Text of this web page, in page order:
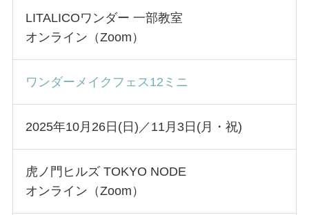
LITALICOワンダー 一部教室
オンライン（Zoom）
ワンダーメイクフェス12ミニ
2025年10月26日(日)／11月3日(月・祝)
虎ノ門ヒルズ TOKYO NODE
オンライン（Zoom）